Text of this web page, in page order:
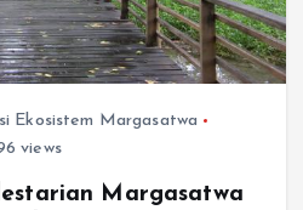
Ekosistem Margasatwa
views
Margasatwa